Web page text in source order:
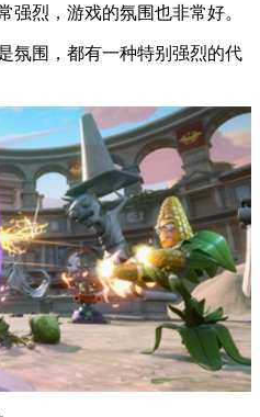
强烈，游戏的氛围也非常好。
氛围，都有一种特别强烈的代